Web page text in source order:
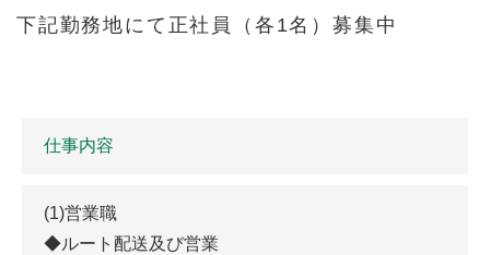
下記勤務地にて正社員（各1名）募集中
仕事内容
(1)営業職
◆ルート配送及び営業